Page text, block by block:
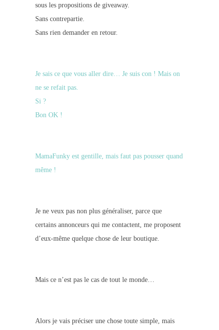
sous les propositions de giveaway.
Sans contrepartie.
Sans rien demander en retour.
Je sais ce que vous aller dire… Je suis con ! Mais on
ne se refait pas.
Si ?
Bon OK !
MamaFunky est gentille, mais faut pas pousser quand
même !
Je ne veux pas non plus généraliser, parce que
certains annonceurs qui me contactent, me proposent
d’eux-même quelque chose de leur boutique.
Mais ce n’est pas le cas de tout le monde…
Alors je vais préciser une chose toute simple, mais